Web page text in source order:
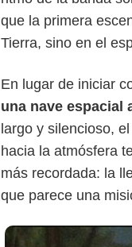
que la primera
Tierra, sino en el
En lugar de iniciar
una nave espacial
largo y silencioso,
hacia la atmósfera
más recordada: la
que parece una